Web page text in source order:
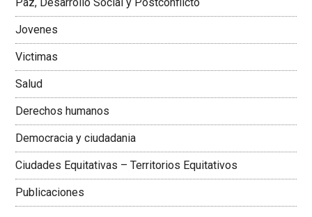
Jovenes
Victimas
Salud
Derechos humanos
Democracia y ciudadania
Ciudades Equitativas – Territorios Equitativos
Publicaciones